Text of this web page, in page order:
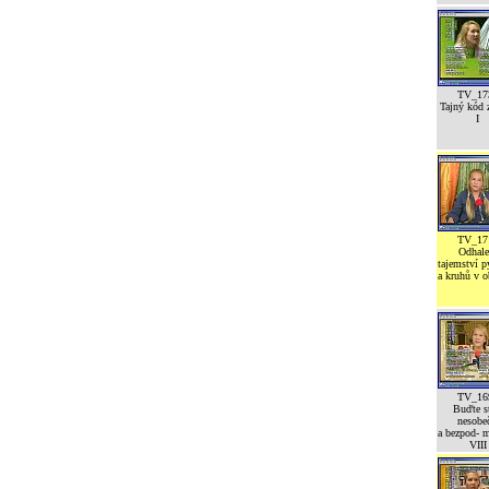
Tajný kód
I
tajemství
a kruhů v
Buďte
a bezpod-
VIII